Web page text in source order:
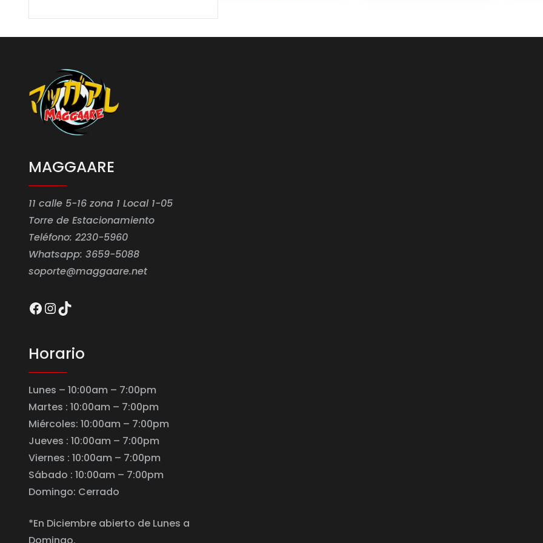
MAGGAARE
11 calle 5-16 zona 1 Local 1-05
Torre de Estacionamiento
Teléfono: 2230-5960
Whatsapp: 3659-5088
soporte@maggaare.net
Facebook
Instagram
TikTok
Horario
Lunes – 10:00am – 7:00pm
Martes : 10:00am – 7:00pm
Miércoles: 10:00am – 7:00pm
Jueves : 10:00am – 7:00pm
Viernes : 10:00am – 7:00pm
Sábado : 10:00am – 7:00pm
Domingo: Cerrado
*En Diciembre abierto de Lunes a
Domingo.